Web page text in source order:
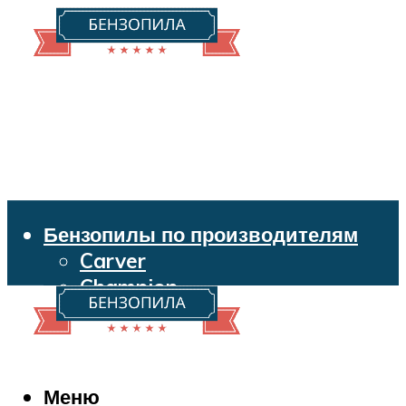
Бензопилы по производителям
Carver
Champion
Echo
Husqvarna
Makita
Меню